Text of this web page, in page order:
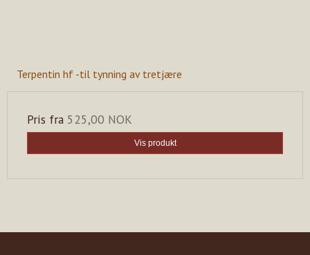
Terpentin hf -til tynning av tretjære
Pris fra 525,00 NOK
Vis produkt